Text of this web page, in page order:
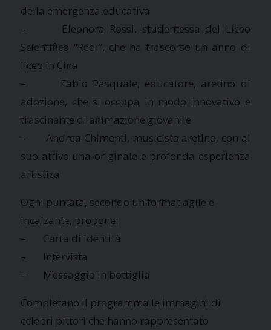
della emergenza educativa
– Eleonora Rossi, studentessa del Liceo
Scientifico “Redi”, che ha trascorso un anno di
liceo in Cina
– Fabio Pasquale, educatore, aretino di
adozione, che si occupa in modo innovativo e
trascinante di animazione giovanile
– Andrea Chimenti, musicista aretino, con al
suo attivo una originale e profonda esperienza
artistica
Ogni puntata, secondo un format agile e
incalzante, propone:
– Carta di identità
– Intervista
– Messaggio in bottiglia
Completano il programma le immagini di
celebri pittori che hanno rappresentato